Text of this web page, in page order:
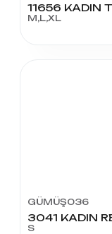
11656 KADIN
M,L,XL
GÜMÜŞ036
3041 KADIN
S